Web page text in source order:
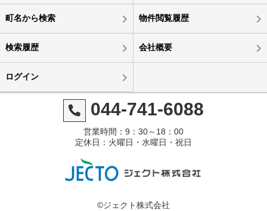
町名から検索 物件閲覧履歴
検索履歴 会社概要
ログイン
044-741-6088
営業時間：9：30～18：00
定休日：火曜日・水曜日・祝日
©ジェクト株式会社